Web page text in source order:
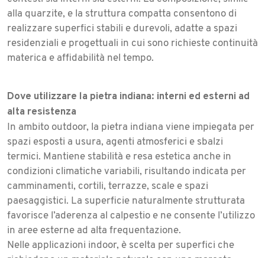
alla quarzite, e la struttura compatta consentono di
realizzare superfici stabili e durevoli, adatte a spazi
residenziali e progettuali in cui sono richieste continuità
materica e affidabilità nel tempo.
Dove utilizzare la pietra indiana: interni ed esterni ad
alta resistenza
In ambito outdoor, la pietra indiana viene impiegata per
spazi esposti a usura, agenti atmosferici e sbalzi
termici. Mantiene stabilità e resa estetica anche in
condizioni climatiche variabili, risultando indicata per
camminamenti, cortili, terrazze, scale e spazi
paesaggistici. La superficie naturalmente strutturata
favorisce l’aderenza al calpestio e ne consente l’utilizzo
in aree esterne ad alta frequentazione.
Nelle applicazioni indoor, è scelta per superfici che